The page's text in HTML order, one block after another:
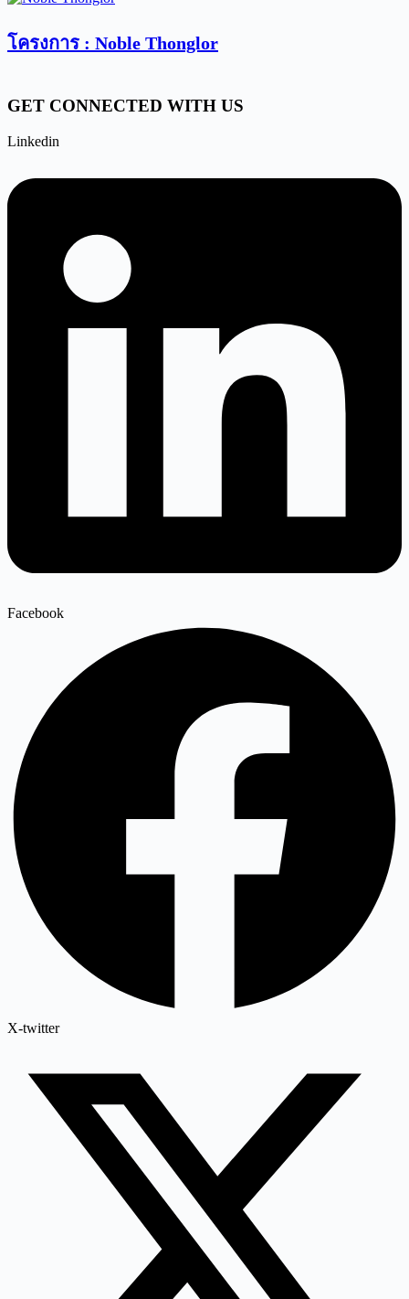
โครงการ : Noble Thonglor
GET CONNECTED WITH US
Linkedin
Facebook
X-twitter